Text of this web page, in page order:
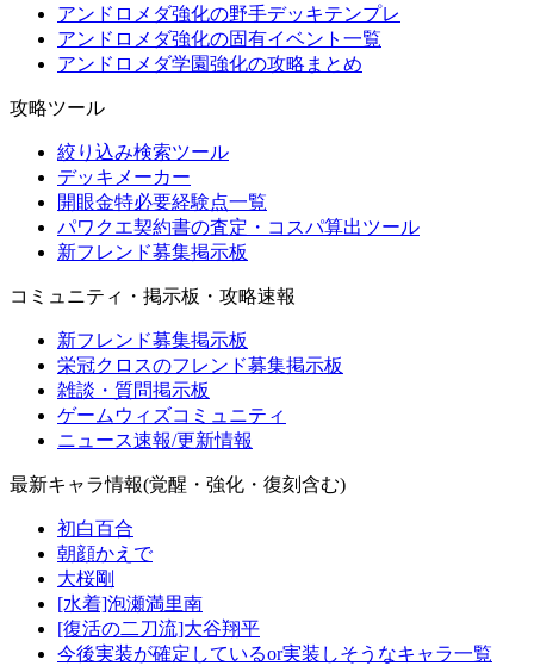
アンドロメダ強化の野手デッキテンプレ
アンドロメダ強化の固有イベント一覧
アンドロメダ学園強化の攻略まとめ
攻略ツール
絞り込み検索ツール
デッキメーカー
開眼金特必要経験点一覧
パワクエ契約書の査定・コスパ算出ツール
新フレンド募集掲示板
コミュニティ・掲示板・攻略速報
新フレンド募集掲示板
栄冠クロスのフレンド募集掲示板
雑談・質問掲示板
ゲームウィズコミュニティ
ニュース速報/更新情報
最新キャラ情報(覚醒・強化・復刻含む)
初白百合
朝顔かえで
大桜剛
[水着]泡瀬満里南
[復活の二刀流]大谷翔平
今後実装が確定しているor実装しそうなキャラ一覧